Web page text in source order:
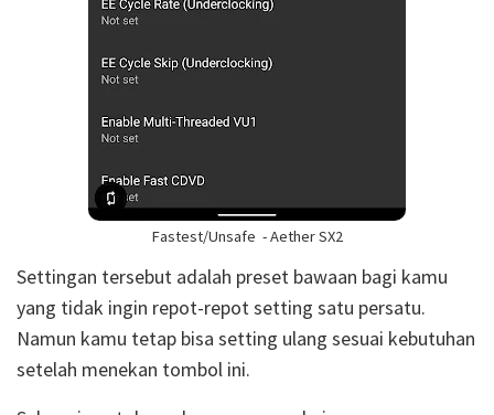
Fastest/Unsafe - Aether SX2
Settingan tersebut adalah preset bawaan bagi kamu
yang tidak ingin repot-repot setting satu persatu.
Namun kamu tetap bisa setting ulang sesuai kebutuhan
setelah menekan tombol ini.